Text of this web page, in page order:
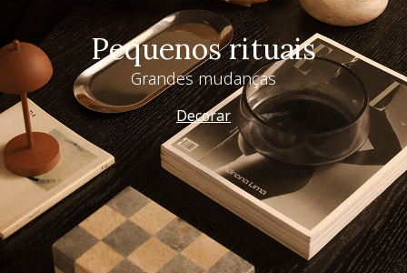
Pequenos rituais
Grandes mudanças
Decorar